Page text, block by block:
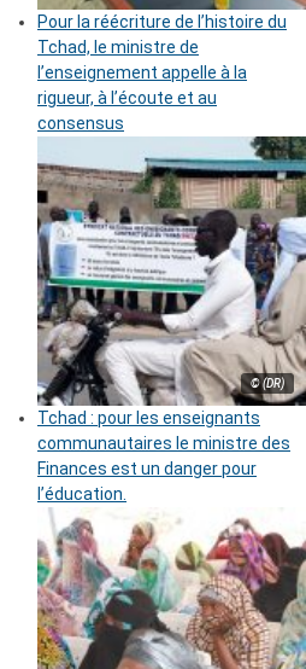
Pour la réécriture de l’histoire du
Tchad, le ministre de
l’enseignement appelle à la
rigueur, à l’écoute et au
consensus
© (DR)
Tchad : pour les enseignants
communautaires le ministre des
Finances est un danger pour
l’éducation.